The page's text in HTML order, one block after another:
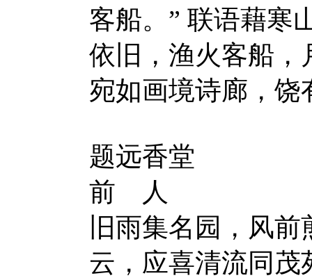
客船。” 联语藉寒
依旧，渔火客船，
宛如画境诗廊，饶
题远香堂
前 人
旧雨集名园，风
云，应喜清流同茂